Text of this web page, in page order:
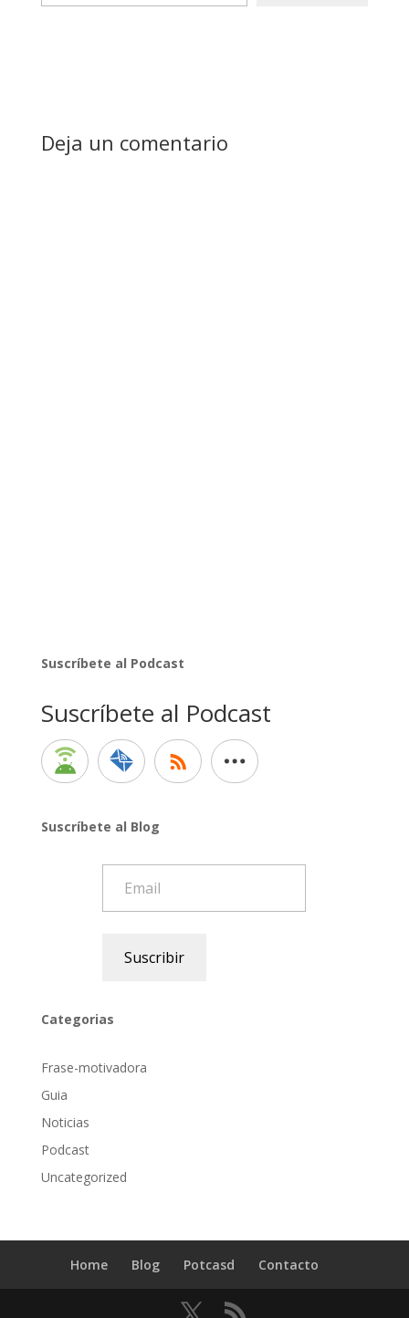
email…
Deja un comentario
Suscríbete al Podcast
Suscríbete al Podcast
Suscríbete al Blog
Suscribir
Categorias
Frase-motivadora
Guia
Noticias
Podcast
Uncategorized
Home Blog Potcasd Contacto